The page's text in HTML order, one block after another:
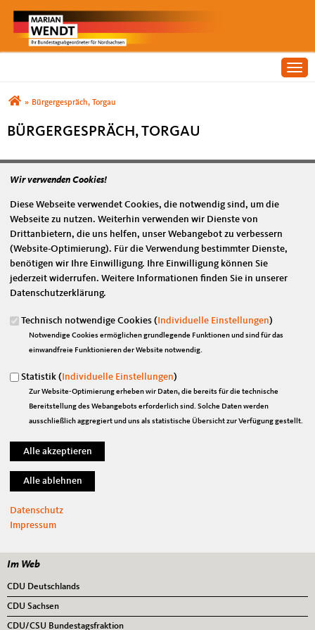
Sie sind hier
» Bürgergespräch, Torgau
BÜRGERGESPRÄCH, TORGAU
Termin
23.09.2020 15:00
zum iCalendar hinzufügen
zum Google-Kalender hinzufügen
Suchformular
Suche
Fußbereich
Anschrift
Platz der Republik 1
Telefon:030/ 227-73480
Fax:030/ 227-76664
Im Web
CDU Deutschlands
CDU Sachsen
CDU/CSU Bundestagsfraktion
Wir verwenden Cookies!
Diese Webseite verwendet Cookies, die notwendig sind, um die
Webseite zu nutzen. Weiterhin verwenden wir Dienste von
Drittanbietern, die uns helfen, unser Webangebot zu verbessern
(Website-Optimierung). Für die Verwendung bestimmter Dienste,
benötigen wir Ihre Einwilligung. Ihre Einwilligung können Sie
jederzeit widerrufen. Weitere Informationen finden Sie in unserer
Datenschutzerklärung.
Technisch notwendige Cookies (Individuelle Einstellungen)
Notwendige Cookies ermöglichen grundlegende Funktionen und sind für das
einwandfreie Funktionieren der Website notwendig.
Statistik ( Individuelle Einstellungen)
Zur Website-Optimierung erheben wir Daten, die bereits für die technische
Bereitstellung des Webangebots erforderlich sind. Solche Daten werden
ausschließlich aggregiert und uns als statistische Übersicht zur Verfügung gestellt.
Datenschutz
Impressum